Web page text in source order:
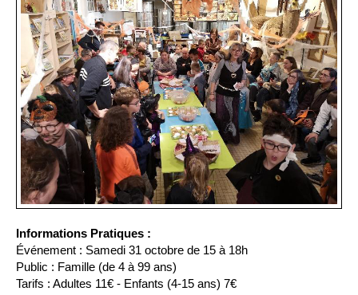
Informations Pratiques :
Événement : Samedi 31 octobre de 15 à 18h
Public : Famille (de 4 à 99 ans)
Tarifs : Adultes 11€ - Enfants (4-15 ans) 7€